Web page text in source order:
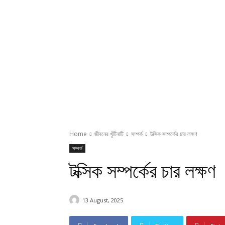
Home জীবনের খুঁটিনাটি সম্পর্ক টক্সিক সম্পর্কের চার লক্ষণ
সম্পর্ক
টক্সিক সম্পর্কের চার লক্ষণ
13 August, 2025